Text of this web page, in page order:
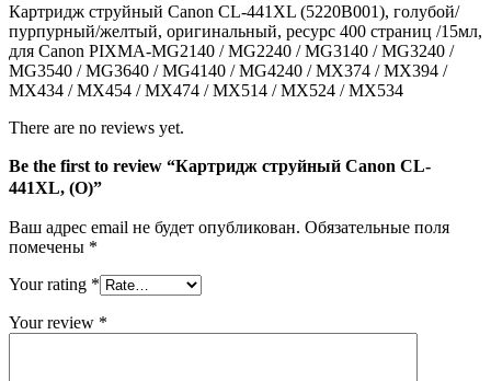
Картридж струйный Canon CL-441XL (5220B001), голубой/
пурпурный/желтый, оригинальный, ресурс 400 страниц /15мл,
для Canon PIXMA-MG2140 / MG2240 / MG3140 / MG3240 /
MG3540 / MG3640 / MG4140 / MG4240 / MX374 / MX394 /
MX434 / MX454 / MX474 / MX514 / MX524 / MX534
There are no reviews yet.
Be the first to review “Картридж струйный Canon CL-
441XL, (O)”
Ваш адрес email не будет опубликован. Обязательные поля
помечены *
Your rating *
Your review *